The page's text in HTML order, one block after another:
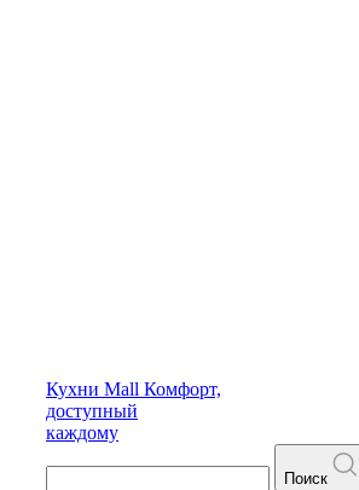
Кухни Mall Комфорт,
доступный
каждому
Поиск